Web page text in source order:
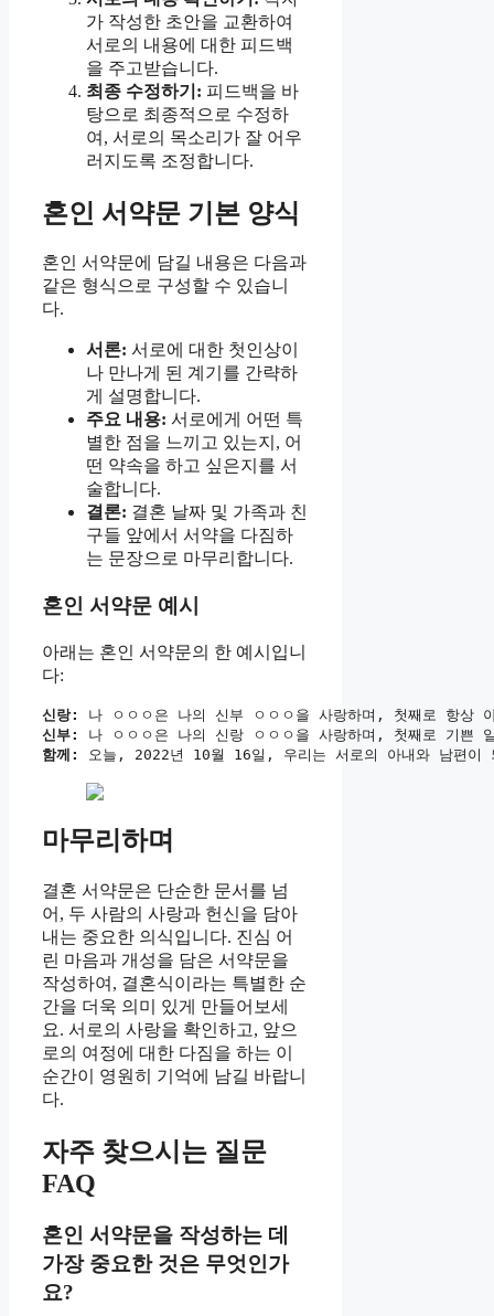
가 작성한 초안을 교환하여
서로의 내용에 대한 피드백
을 주고받습니다.
최종 수정하기: 피드백을 바
탕으로 최종적으로 수정하
여, 서로의 목소리가 잘 어우
러지도록 조정합니다.
혼인 서약문 기본 양식
혼인 서약문에 담길 내용은 다음과
같은 형식으로 구성할 수 있습니
다.
서론: 서로에 대한 첫인상이
나 만나게 된 계기를 간략하
게 설명합니다.
주요 내용: 서로에게 어떤 특
별한 점을 느끼고 있는지, 어
떤 약속을 하고 싶은지를 서
술합니다.
결론: 결혼 날짜 및 가족과 친
구들 앞에서 서약을 다짐하
는 문장으로 마무리합니다.
혼인 서약문 예시
아래는 혼인 서약문의 한 예시입니
다:
신랑:
신부:
함께:
마무리하며
결혼 서약문은 단순한 문서를 넘
어, 두 사람의 사랑과 헌신을 담아
내는 중요한 의식입니다. 진심 어
린 마음과 개성을 담은 서약문을
작성하여, 결혼식이라는 특별한 순
간을 더욱 의미 있게 만들어보세
요. 서로의 사랑을 확인하고, 앞으
로의 여정에 대한 다짐을 하는 이
순간이 영원히 기억에 남길 바랍니
다.
자주 찾으시는 질문
FAQ
혼인 서약문을 작성하는 데
가장 중요한 것은 무엇인가
요?